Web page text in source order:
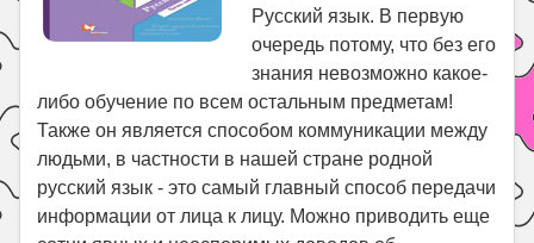
Русский язык. В первую
очередь потому, что без его
знания невозможно какое-
либо обучение по всем остальным предметам!
Также он является способом коммуникации между
людьми, в частности в нашей стране родной
русский язык - это самый главный способ передачи
информации от лица к лицу. Можно приводить еще